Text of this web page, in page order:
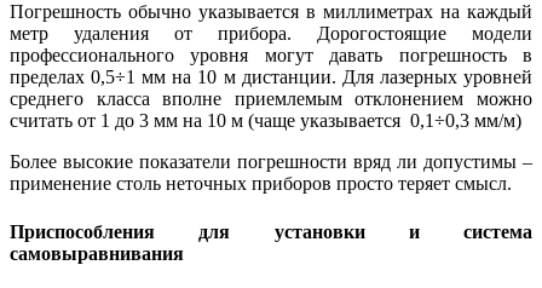
Погрешность обычно указывается в миллиметрах на каждый
метр удаления от прибора. Дорогостоящие модели
профессионального уровня могут давать погрешность в
пределах 0,5÷1 мм на 10 м дистанции. Для лазерных уровней
среднего класса вполне приемлемым отклонением можно
считать от 1 до 3 мм на 10 м (чаще указывается 0,1÷0,3 мм/м)
Более высокие показатели погрешности вряд ли допустимы –
применение столь неточных приборов просто теряет смысл.
Приспособления для установки и система
самовыравнивания